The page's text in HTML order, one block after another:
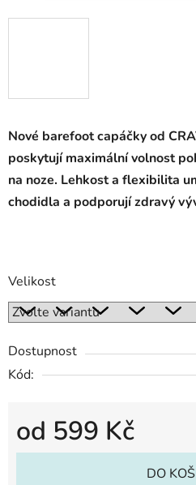
Nové barefoot capáčky od
poskytují maximální volnost
na noze. Lehkost a flexibilita
chodidla a podporují zdravý
Velikost
Dostupnost
Kód:
od 599 Kč
Měrná cena:
DO